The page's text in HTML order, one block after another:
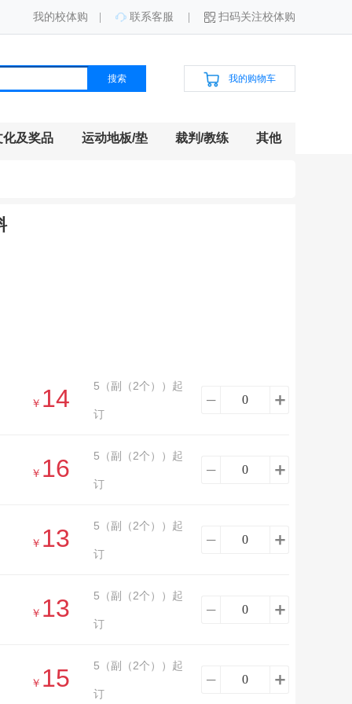
我的校体购 联系客服 扫码关注校体购
搜索 我的购物车
化及奖品 运动地板/垫 裁判/教练 其他
￥ 14 5（副（2个））起
订
─ ＋
￥ 16 5（副（2个））起
订
─ ＋
￥ 13 5（副（2个））起
订
─ ＋
￥ 13 5（副（2个））起
订
─ ＋
￥ 15 5（副（2个））起
订
─ ＋